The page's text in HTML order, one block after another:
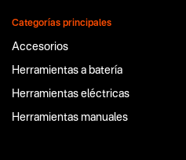
Categorías principales
Accesorios
Herramientas a batería
Herramientas eléctricas
Herramientas manuales